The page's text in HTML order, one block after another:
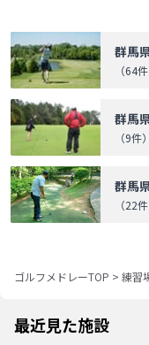
群馬
（64件
群馬
（9件）
群馬
（22件
ゴルフメドレーTOP > 練習
最近見た施設